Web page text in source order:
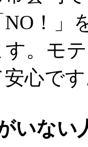
！」
。モ
安心で
いない